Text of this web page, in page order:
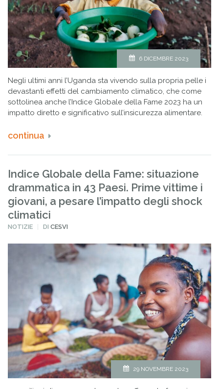
6 DICEMBRE 2023
Negli ultimi anni l’Uganda sta vivendo sulla propria pelle i
devastanti effetti del cambiamento climatico, che come
sottolinea anche l’Indice Globale della Fame 2023 ha un
impatto diretto e significativo sull’insicurezza alimentare.
continua
Indice Globale della Fame: situazione
drammatica in 43 Paesi. Prime vittime i
giovani, a pesare l’impatto degli shock
climatici
PUBBLICATO
NOTIZIE DICESVI
29 NOVEMBRE 2023